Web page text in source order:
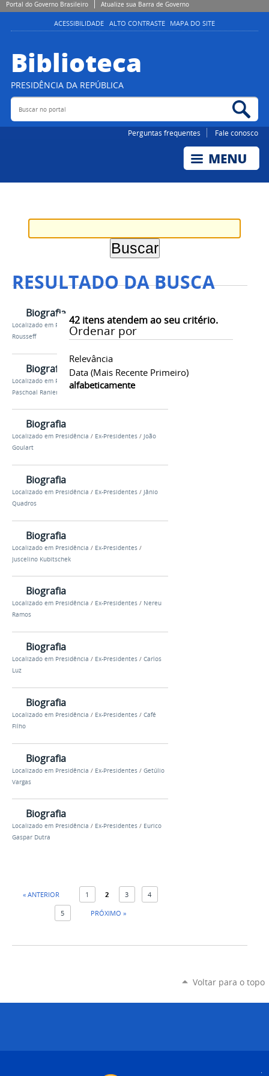
Portal do Governo Brasileiro Atualize sua Barra de Governo
ACESSIBILIDADE ALTO CONTRASTE MAPA DO SITE
Biblioteca
PRESIDÊNCIA DA REPÚBLICA
Buscar no portal
Perguntas frequentes Fale conosco
RESULTADO DA BUSCA
42itens atendem ao seu critério.
Ordenar por
Relevância
Data (mais Recente Primeiro)
alfabeticamente
Biografia
Localizado em Presidência /Ex-Presidentes /Dilma
Rousseff
Biografia
Localizado em Presidência Ex-Presidentes
Paschoal Ranieri Mazzilli
Biografia
Localizado em Presidência / Ex-Presidentes / João
Goulart
Biografia
Localizado em Presidência / Ex-Presidentes / Jânio
Quadros
Biografia
Localizado em Presidência / Ex-Presidentes /
Juscelino Kubitschek
Biografia
Localizado em Presidência / Ex-Presidentes / Nereu
Ramos
Biografia
Localizado em Presidência / Ex-Presidentes / Carlos
Luz
Biografia
Localizado em Presidência / Ex-Presidentes / Café
Filho
Biografia
Localizado em Presidência / Ex-Presidentes / Getúlio
Vargas
Biografia
Localizado em Presidência / Ex-Presidentes / Eurico
Gaspar Dutra
« ANTERIOR 1 2 3 4
5 PRÓXIMO »
Voltar para o topo